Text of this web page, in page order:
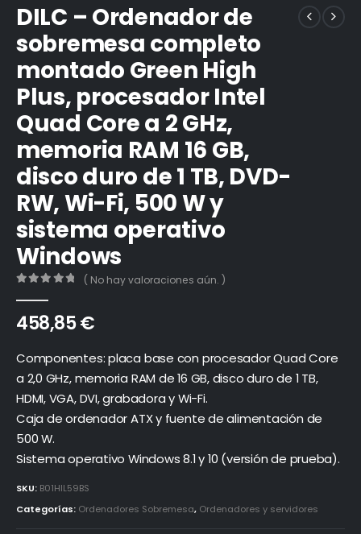
DILC – Ordenador de
sobremesa completo
montado Green High
Plus, procesador Intel
Quad Core a 2 GHz,
memoria RAM 16 GB,
disco duro de 1 TB, DVD-
RW, Wi-Fi, 500 W y
sistema operativo
Windows
( No hay valoraciones aún. )
458,85€
Componentes: placa base con procesador Quad Core
a 2,0 GHz, memoria RAM de 16 GB, disco duro de 1 TB,
HDMI, VGA, DVI, grabadora y Wi-Fi.
Caja de ordenador ATX y fuente de alimentación de
500 W.
Sistema operativo Windows 8.1 y 10 (versión de prueba).
SKU: B01HIL59BS
Categorías: Ordenadores Sobremesa, Ordenadores y servidores